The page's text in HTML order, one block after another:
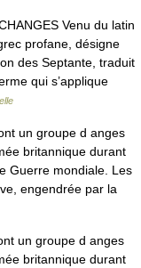
Venu du latin
profane, désigne
des Septante, traduit
qui s’applique
un groupe d anges
britannique durant
Guerre mondiale. Les
engendrée par la
un groupe d anges
britannique durant